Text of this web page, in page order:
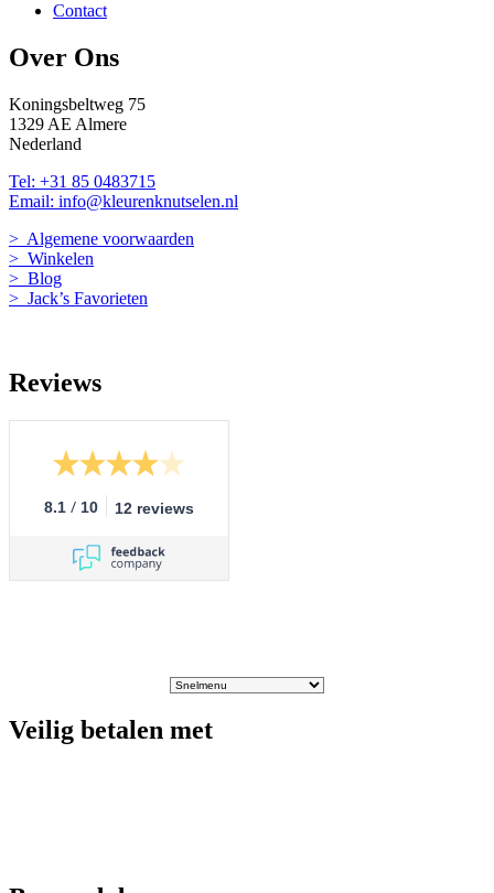
Contact
Over Ons
Koningsbeltweg 75
1329 AE Almere
Nederland
Tel: +31 85 0483715
Email: info@kleurenknutselen.nl
> Algemene voorwaarden
> Winkelen
> Blog
> Jack’s Favorieten
Reviews
8.1 / 10 12 reviews
Veilig betalen met